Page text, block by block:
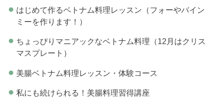
はじめて作るベトナム料理レッスン（フォーやバイン
ミーを作ります！）
ちょっぴりマニアックなベトナム料理（12月はクリス
マスプレート）
美腸ベトナム料理レッスン・体験コース
私にも続けられる！美腸料理習得講座